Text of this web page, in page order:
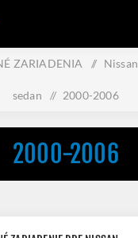
ZARIADENIA / Nissan
sedan / 2000-2006
2000-2006